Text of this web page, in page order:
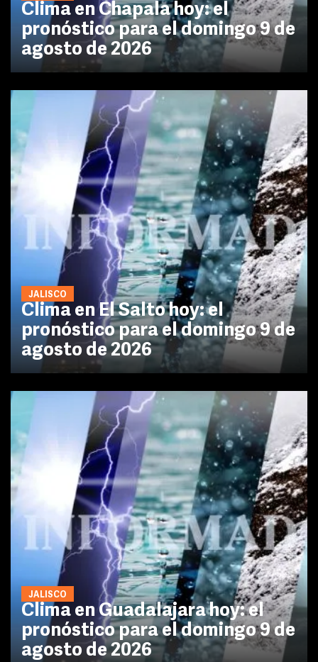
Clima en Chapala hoy: el
pronóstico para el domingo 9 de
agosto de 2026
JALISCO
Clima en El Salto hoy: el
pronóstico para el domingo 9 de
agosto de 2026
JALISCO
Clima en Guadalajara hoy: el
pronóstico para el domingo 9 de
agosto de 2026